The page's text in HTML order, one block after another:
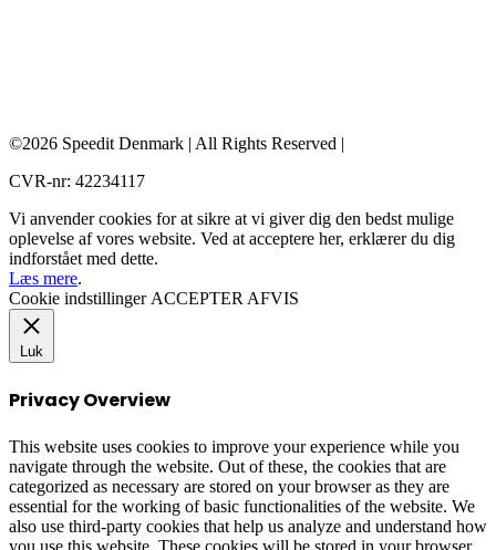
©2026 Speedit Denmark | All Rights Reserved |
CVR-nr: 42234117
Vi anvender cookies for at sikre at vi giver dig den bedst mulige
oplevelse af vores website. Ved at acceptere her, erklærer du dig
indforstået med dette.
Læs mere.
Cookie indstillinger ACCEPTER AFVIS
Luk
Privacy Overview
This website uses cookies to improve your experience while you
navigate through the website. Out of these, the cookies that are
categorized as necessary are stored on your browser as they are
essential for the working of basic functionalities of the website. We
also use third-party cookies that help us analyze and understand how
you use this website. These cookies will be stored in your browser